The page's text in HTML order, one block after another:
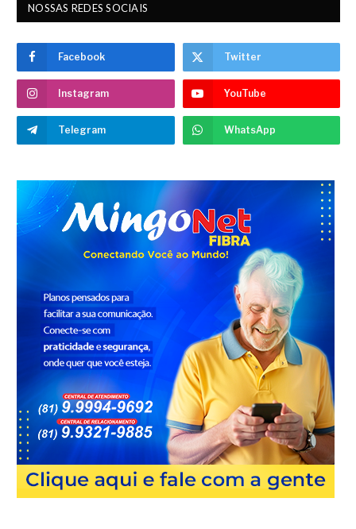
NOSSAS REDES SOCIAIS
Facebook Twitter
Instagram YouTube
Telegram WhatsApp